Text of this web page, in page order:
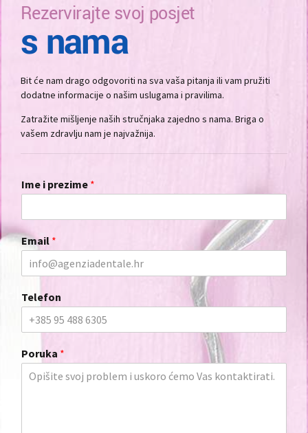
Rezervirajte svoj posjet
s nama
Bit će nam drago odgovoriti na sva vaša pitanja ili vam pružiti
dodatne informacije o našim uslugama i pravilima.
Zatražite mišljenje naših stručnjaka zajedno s nama. Briga o
vašem zdravlju nam je najvažnija.
Ime i prezime *
Email *
Telefon
Poruka *